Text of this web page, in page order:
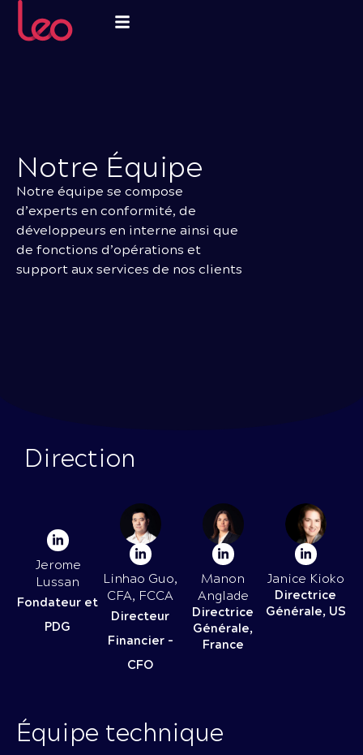
Notre Équipe
Notre équipe se compose
d’experts en conformité, de
développeurs en interne ainsi que
de fonctions d’opérations et
support aux services de nos clients
Direction
Jerome
Lussan
Fondateur et
PDG
Linhao Guo,
CFA, FCCA
Directeur
Financier -
CFO
Manon
Anglade
Directrice
Générale,
France
Janice Kioko
Directrice
Générale, US
Équipe technique